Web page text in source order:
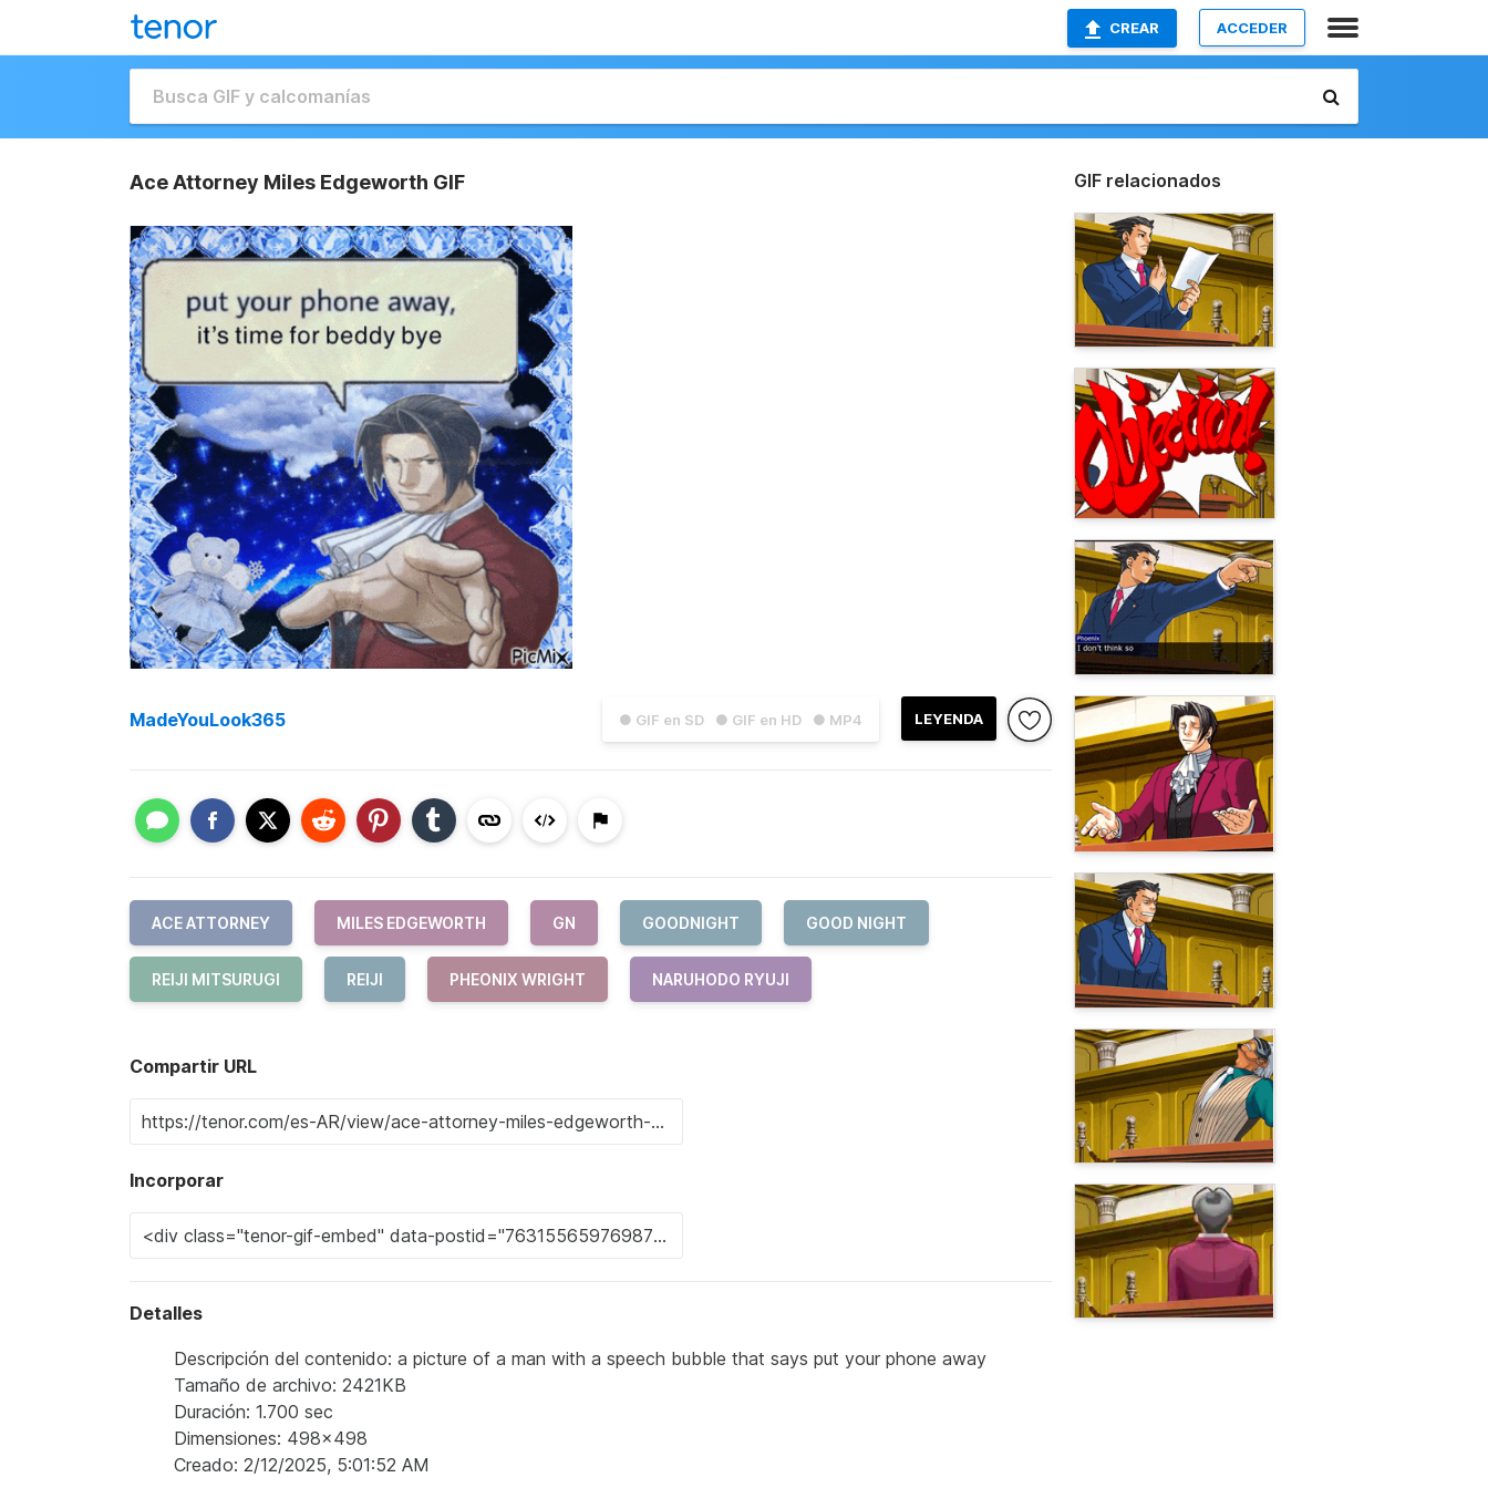
CREAR ACCEDER
Ace Attorney Miles Edgeworth GIF
● GIF en SD ● GIF en HD ● MP4 LEYENDA
MadeYouLook365
ACE ATTORNEY MILES EDGEWORTH GN GOODNIGHT GOOD NIGHT
REIJI MITSURUGI REIJI PHEONIX WRIGHT NARUHODO RYUJI
Compartir URL
Incorporar
Detalles
Descripción del contenido: a picture of a man with a speech bubble that says put your phone away
Tamaño de archivo: 2421KB
Duración: 1.700 sec
Dimensiones: 498x498
Creado: 2/12/2025, 5:01:52 AM
GIF relacionados